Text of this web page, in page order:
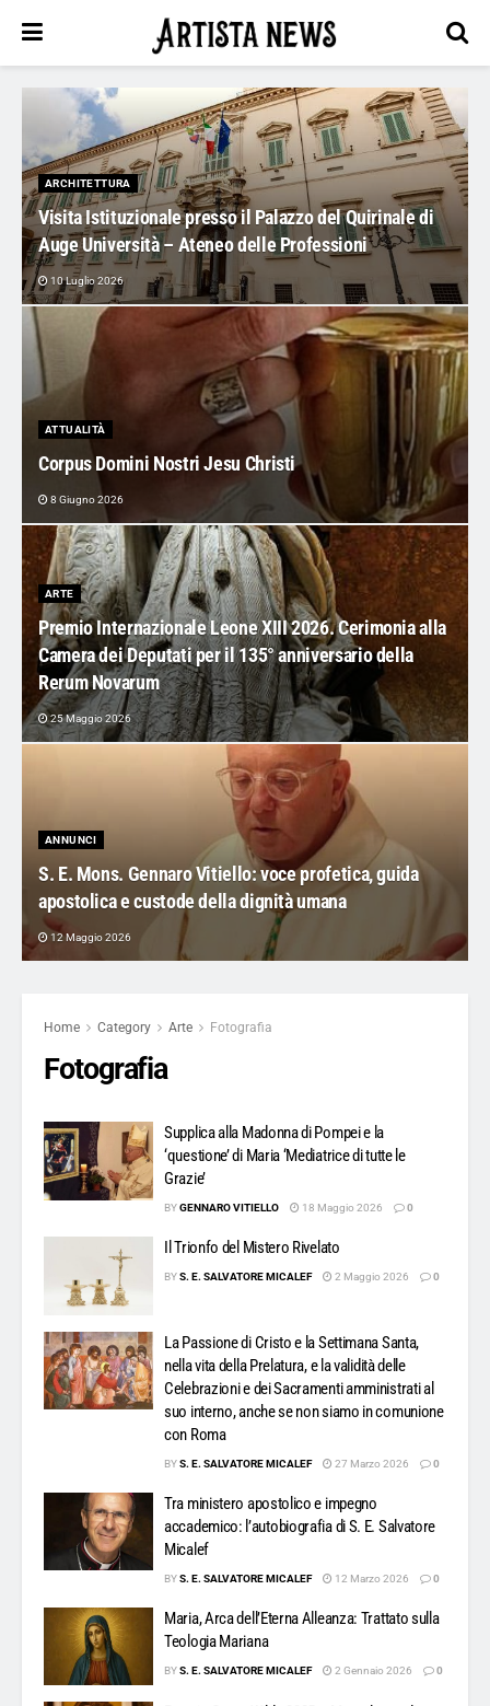
ARCHITETTURA
Visita Istituzionale presso il Palazzo del Quirinale di
Auge Università – Ateneo delle Professioni
10 Luglio 2026
ATTUALITÀ
Corpus Domini Nostri Jesu Christi
8 Giugno 2026
ARTE
Premio Internazionale Leone XIII 2026. Cerimonia alla
Camera dei Deputati per il 135° anniversario della
Rerum Novarum
25 Maggio 2026
ANNUNCI
S. E. Mons. Gennaro Vitiello: voce profetica, guida
apostolica e custode della dignità umana
12 Maggio 2026
Home Category Arte Fotografia
Fotografia
Supplica alla Madonna di Pompei e la
‘questione’ di Maria ‘Mediatrice di tutte le
Grazie’
BYGENNARO VITIELLO 18 Maggio 2026 0
Il Trionfo del Mistero Rivelato
BYS. E. SALVATORE MICALEF 2 Maggio 2026 0
La Passione di Cristo e la Settimana Santa,
nella vita della Prelatura, e la validità delle
Celebrazioni e dei Sacramenti amministrati al
suo interno, anche se non siamo in comunione
con Roma
BYS. E. SALVATORE MICALEF 27 Marzo 2026 0
Tra ministero apostolico e impegno
accademico: l’autobiografia di S. E. Salvatore
Micalef
BYS. E. SALVATORE MICALEF 12 Marzo 2026 0
Maria, Arca dell’Eterna Alleanza: Trattato sulla
Teologia Mariana
BYS. E. SALVATORE MICALEF 2 Gennaio 2026 0